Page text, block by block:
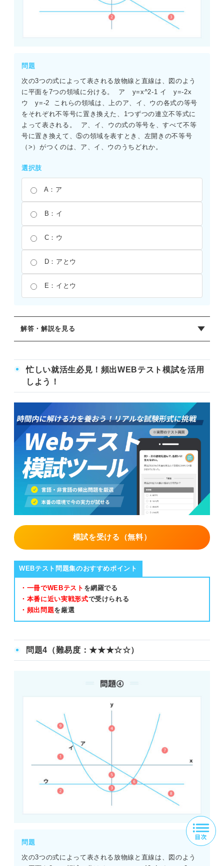
問題
次の3つの式によって表される放物線と直線は、図のよう
に平面を7つの領域に分ける。  ア　y=x^2-1 イ　y=-2x
ウ　y=-2  これらの領域は、上のア、イ、ウの各式の等号
をそれぞれ不等号に置き換えた、1つずつの連立不等式に
よって表される。  ア、イ、ウの式の等号を、すべて不等
号に置き換えて、⑤の領域を表すとき、左開きの不等号
（>）がつくのは、ア、イ、ウのうちどれか。
選択肢
A：ア
B：イ
C：ウ
D：アとウ
E：イとウ
解答・解説を見る
領域が各式のグラフよりも上側にあるときy>式の右辺、下
側にあるときy<式の右辺となる。
（イ）の下なのでy<-2x、水平な直線（ウ）の上なのでy>-2
と表される。
よって、不等号が左開きなのはアとウ。
忙しい就活生必見！頻出WEBテスト模試を活用
しよう！
模試を受ける（無料）
WEBテスト問題集のおすすめポイント
・一冊でWEBテスト を網羅でる
・本番に近い実戦形式で受けられる
・頻出問題を厳選
問題4（難易度：★★★☆☆）
問題
次の3つの式によって表される放物線と直線は、図のよう